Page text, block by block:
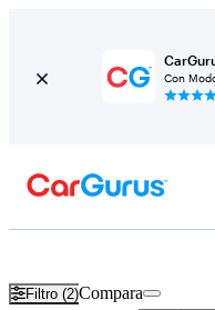
Con
Filtro (2)Compara